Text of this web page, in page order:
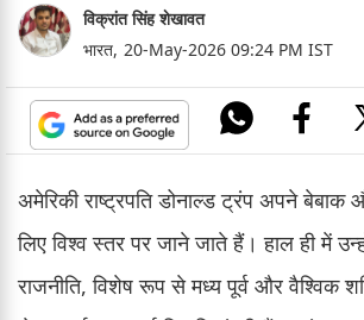
विक्रांत सिंह शेखावत
भारत, 20-May-2026 09:24 PM IST
अमेरिकी राष्ट्रपति डोनाल्ड ट्रंप अपने
लिए विश्व स्तर पर जाने जाते हैं। हाल ही में
राजनीति, विशेष रूप से मध्य पूर्व और वैश्विक